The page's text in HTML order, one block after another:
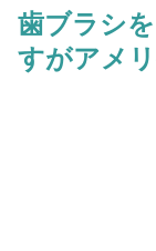
歯ブラシ
すがアメ